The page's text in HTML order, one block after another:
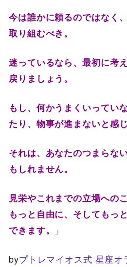
今は誰かに頼るのではなく
取り組むべき。
迷っているなら、最初に考
戻りましょう。
もし、何かうまくいってい
たり、物事が進まないと感
それは、あなたのつまらな
もしれません。
見栄やこれまでの立場への
もっと自由に、そしてもっ
できます。
」
byプトレマイオス式 星座